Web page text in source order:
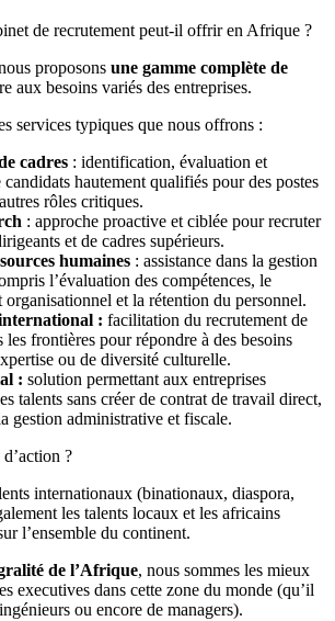
de recrutement peut-il offrir en Afrique ?
proposons une gamme complète de
aux besoins variés des entreprises.
services typiques que nous offrons :
cadres : identification, évaluation et
candidats hautement qualifiés pour des postes
rôles critiques.
: approche proactive et ciblée pour recruter
et de cadres supérieurs.
humaines : assistance dans la gestion
l’évaluation des compétences, le
organisationnel et la rétention du personnel.
: facilitation du recrutement de
les frontières pour répondre à des besoins
ou de diversité culturelle.
: solution permettant aux entreprises
talents sans créer de contrat de travail direct,
gestion administrative et fiscale.
?
internationaux (binationaux, diaspora,
les talents locaux et les africains
l’ensemble du continent.
de l’Afrique, nous sommes les mieux
executives dans cette zone du monde (qu’il
ou encore de managers).